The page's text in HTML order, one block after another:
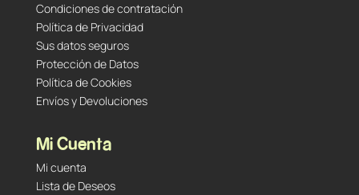
Condiciones de contratación
Política de Privacidad
Sus datos seguros
Protección de Datos
Política de Cookies
Envíos y Devoluciones
Mi Cuenta
Mi cuenta
Lista de Deseos